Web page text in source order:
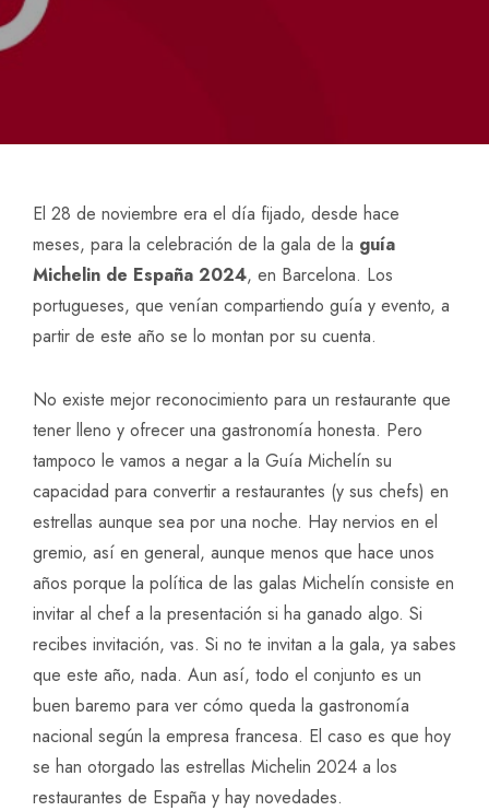
El 28 de noviembre era el día fijado, desde hace
meses, para la celebración de la gala de la guía
Michelin de España 2024, en Barcelona. Los
portugueses, que venían compartiendo guía y evento, a
partir de este año se lo montan por su cuenta.
No existe mejor reconocimiento para un restaurante que
tener lleno y ofrecer una gastronomía honesta. Pero
tampoco le vamos a negar a la Guía Michelín su
capacidad para convertir a restaurantes (y sus chefs) en
estrellas aunque sea por una noche. Hay nervios en el
gremio, así en general, aunque menos que hace unos
años porque la política de las galas Michelín consiste en
invitar al chef a la presentación si ha ganado algo. Si
recibes invitación, vas. Si no te invitan a la gala, ya sabes
que este año, nada. Aun así, todo el conjunto es un
buen baremo para ver cómo queda la gastronomía
nacional según la empresa francesa. El caso es que hoy
se han otorgado las estrellas Michelin 2024 a los
restaurantes de España y hay novedades.